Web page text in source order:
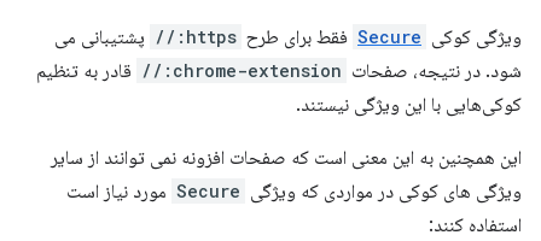
ویژگی کوکی Secure فقط برای طرح https://
پشتیبانی می
شود. در نتیجه، صفحات chrome-extension://
قادر به تنظیم
کوکی‌هایی با این ویژگی نیستند.
این همچنین به این معنی است که صفحات افزونه نمی توانند از سایر
ویژگی های کوکی در مواردی که ویژگی Secure مورد نیاز است
استفاده کنند: